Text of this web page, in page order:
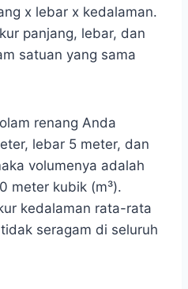
x lebar x kedalaman.
panjang, lebar, dan
satuan yang sama
renang Anda
lebar 5 meter, dan
volumenya adalah
meter kubik (m³).
kedalaman rata-rata
seragam di seluruh